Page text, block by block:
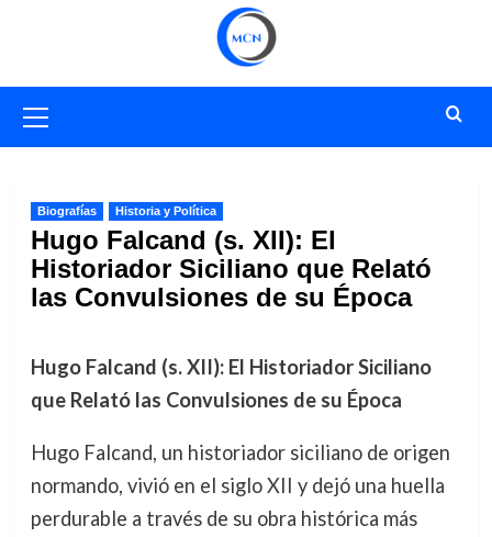
primario
Biografías Historia y Política
Hugo Falcand (s. XII): El
Historiador Siciliano que Relató
las Convulsiones de su Época
Hugo Falcand (s. XII): El Historiador Siciliano
que Relató las Convulsiones de su Época
Hugo Falcand, un historiador siciliano de origen
normando, vivió en el siglo XII y dejó una huella
perdurable a través de su obra histórica más